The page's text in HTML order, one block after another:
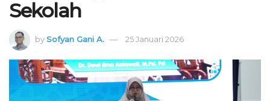
Sekolah
bySofyan Gani A. 25 Januari 2026